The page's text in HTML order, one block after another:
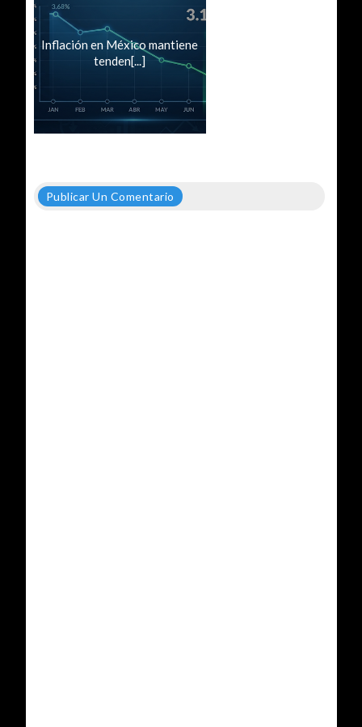
Inflación en México mantiene
tenden[...]
Publicar Un Comentario